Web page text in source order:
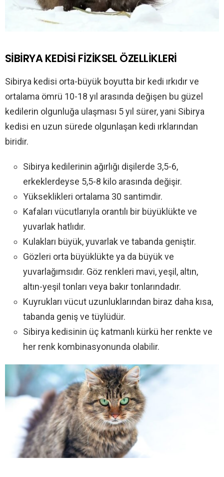
SİBİRYA KEDİSİ FİZİKSEL ÖZELLİKLERİ
Sibirya kedisi orta-büyük boyutta bir kedi ırkıdır ve
ortalama ömrü 10-18 yıl arasında değişen bu güzel
kedilerin olgunluğa ulaşması 5 yıl sürer, yani Sibirya
kedisi en uzun sürede olgunlaşan kedi ırklarından
biridir.
Sibirya kedilerinin ağırlığı dişilerde 3,5-6,
erkeklerdeyse 5,5-8 kilo arasında değişir.
Yükseklikleri ortalama 30 santimdir.
Kafaları vücutlarıyla orantılı bir büyüklükte ve
yuvarlak hatlıdır.
Kulakları büyük, yuvarlak ve tabanda geniştir.
Gözleri orta büyüklükte ya da büyük ve
yuvarlağımsıdır. Göz renkleri mavi, yeşil, altın,
altın-yeşil tonları veya bakır tonlarındadır.
Kuyrukları vücut uzunluklarından biraz daha kısa,
tabanda geniş ve tüylüdür.
Sibirya kedisinin üç katmanlı kürkü her renkte ve
her renk kombinasyonunda olabilir.